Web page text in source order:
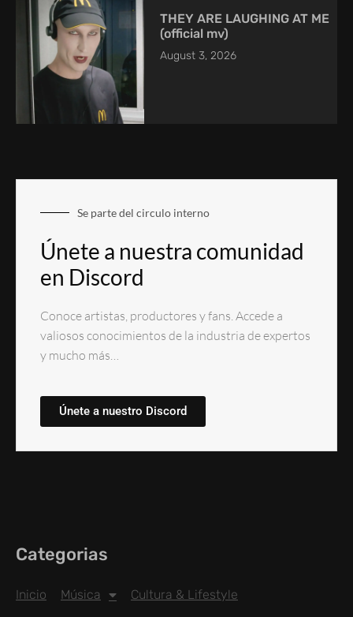
THEY ARE LAUGHING AT ME
(official mv)
August 3, 2026
Se parte del circulo interno
Únete a nuestra comunidad
en Discord
Conoce artistas, productores y fans. Accede a
valiosos conocimientos de la industria de expertos
y mucho más…
Únete a nuestro Discord
Categorias
Inicio Música Cultura & Lifestyle